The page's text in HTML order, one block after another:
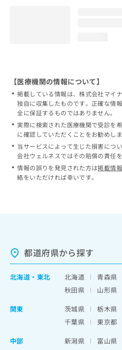
【医療機関の情報について】
掲載している情報は、株式会社マイ
独自に収集したものです。正確な情
全に保証するものではありません。
実際に検索された医療機関で受診を
に確認していただくことをお勧めしま
当サービスによって生じた損害につ
会社ウェルネスではその賠償の責任
情報の誤りを発見された方は掲載情
絡をいただければ幸いです。
都道府県から探す
北海道 ・ 東北 北海道 青森県
秋田県
山形県
関東
茨城県 栃木県
千葉県
東京都
中部
新潟県 富山県